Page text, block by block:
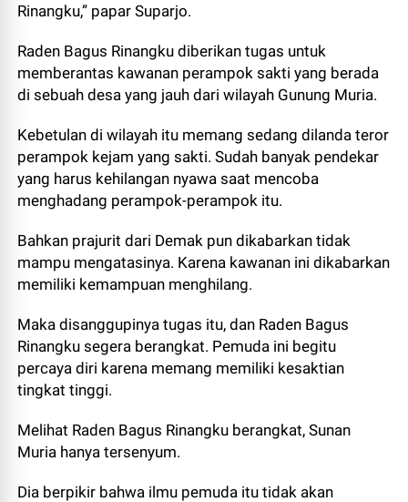
Rinangku,” papar Suparjo.
Raden Bagus Rinangku diberikan tugas untuk
memberantas kawanan perampok sakti yang berada
di sebuah desa yang jauh dari wilayah Gunung Muria.
Kebetulan di wilayah itu memang sedang dilanda teror
perampok kejam yang sakti. Sudah banyak pendekar
yang harus kehilangan nyawa saat mencoba
menghadang perampok-perampok itu.
Bahkan prajurit dari Demak pun dikabarkan tidak
mampu mengatasinya. Karena kawanan ini dikabarkan
memiliki kemampuan menghilang.
Maka disanggupinya tugas itu, dan Raden Bagus
Rinangku segera berangkat. Pemuda ini begitu
percaya diri karena memang memiliki kesaktian
tingkat tinggi.
Melihat Raden Bagus Rinangku berangkat, Sunan
Muria hanya tersenyum.
Dia berpikir bahwa ilmu pemuda itu tidak akan